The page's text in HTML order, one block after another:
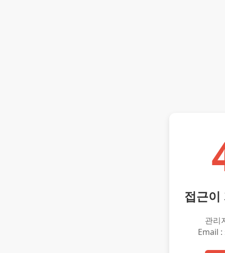
접근이
관리
Email